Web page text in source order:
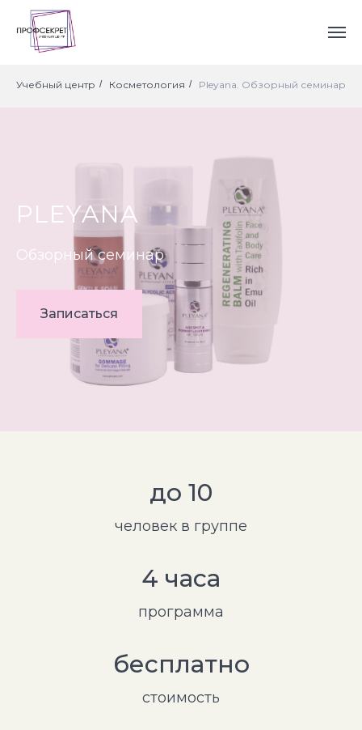
Учебный центр / Косметология / Pleyana. Обзорный семинар
PLEYANA
Обзорный семинар
Записаться
до 10
человек в группе
4 часа
программа
бесплатно
стоимость